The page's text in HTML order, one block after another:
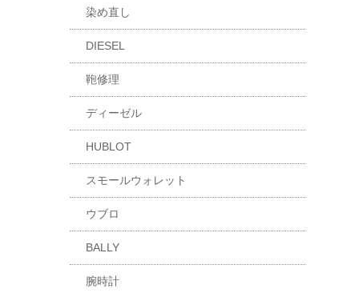
染め直し
DIESEL
鞄修理
ディーゼル
HUBLOT
スモールウォレット
ウブロ
BALLY
腕時計